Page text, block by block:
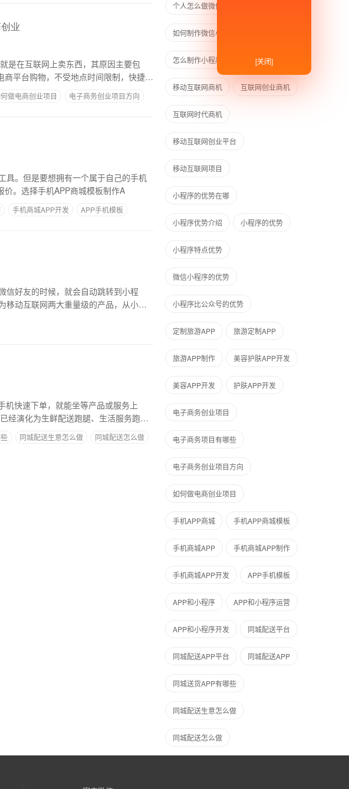
业
是在互联网上卖东西，其原因主要包
平台购物，不受地点时间限制，快捷方
做电商创业项目
电子商务创业项目方向
具。但是要想拥有一个属于自己的手机
。选择手机APP商城模板制作A
手机商城APP开发 APP手机模板
信好友的时候，就会自动跳转到小程
移动互联网两大重量级的产品，从小程
机快速下单，就能坐等产品或服务上
经演化为生鲜配送跑腿、生活服务跑腿
同城配送生意怎么做 同城配送怎么做
个人怎么做微信小程序
如何制作微信小程序
怎么制作小程序 小程序开发
移动互联网商机 互联网创业商机
互联网时代商机
移动互联网创业平台
移动互联网项目
小程序的优势在哪
小程序优势介绍 小程序的优势
小程序特点优势
微信小程序的优势
小程序比公众号的优势
定制旅游APP 旅游定制APP
旅游APP制作 美容护肤APP开发
美容APP开发 护肤APP开发
电子商务创业项目
电子商务项目有哪些
电子商务创业项目方向
如何做电商创业项目
手机APP商城 手机APP商城模板
手机商城APP 手机商城APP制作
手机商城APP开发 APP手机模板
APP和小程序 APP和小程序运营
APP和小程序开发 同城配送平台
同城配送APP平台 同城配送APP
同城送货APP有哪些
同城配送生意怎么做
同城配送怎么做
[关闭]